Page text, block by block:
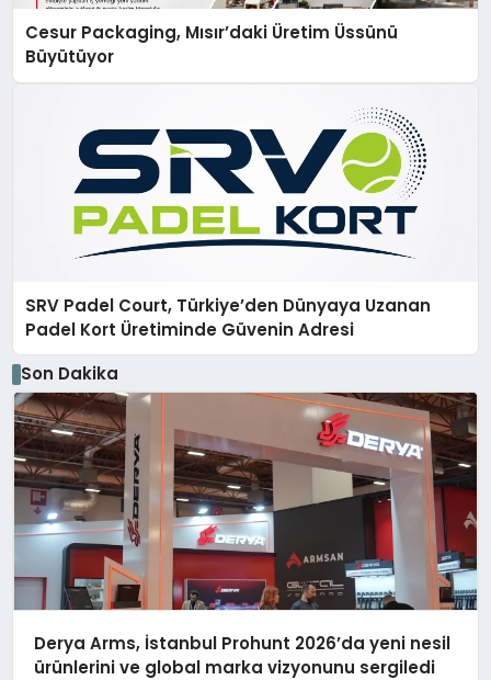
Cesur Packaging, Mısır’daki Üretim Üssünü
Büyütüyor
SRV Padel Court, Türkiye’den Dünyaya Uzanan
Padel Kort Üretiminde Güvenin Adresi
Son Dakika
Derya Arms, İstanbul Prohunt 2026’da yeni nesil
ürünlerini ve global marka vizyonunu sergiledi